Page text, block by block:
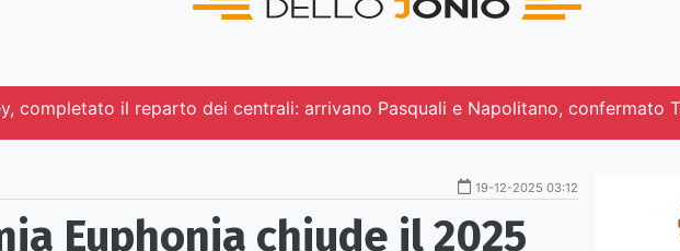
completato il reparto dei centrali: arrivano Pasquali e Napolitano, confermato
19-12-2025 03:12
Euphonia chiude il 2025